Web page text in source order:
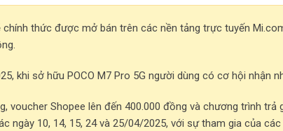
chính thức được mở bán trên các nền tảng trực tuyến
khi sở hữu POCO M7 Pro 5G người dùng có cơ hội nhận
voucher Shopee lên đến 400.000 đồng và chương trình trả
ngày 10, 14, 15, 24 và 25/04/2025, với sự tham gia của